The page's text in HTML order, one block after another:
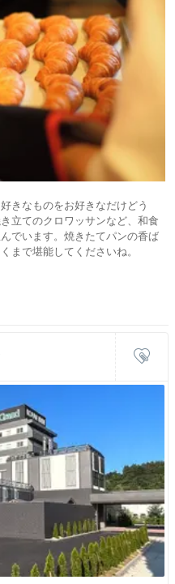
きなものをお好きなだけどう
立てのクロワッサンなど、和食
でいます。焼きたてパンの香ば
まで堪能してくださいね。